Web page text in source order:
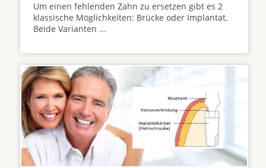
Um einen fehlenden Zahn zu ersetzen gibt es 2
klassische Möglichkeiten: Brücke oder Implantat.
Beide Varianten ...